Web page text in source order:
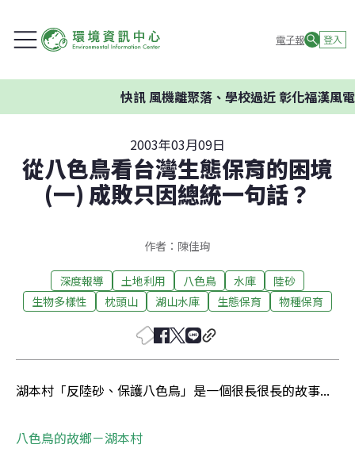
電子報 登入
快訊風機離聚落、學校過近 彰化福漢風電
2003年03月09日
從八色鳥看台灣生態保育的困境
(一) 成敗只因總統一句話？
作者：陳佳珣
深度報導 土地利用 八色鳥 水庫
陸砂
生物多樣性
枕頭山 湖山水庫 生態保育 物種保育
湖本村「反陸砂、保護八色鳥」是一個很長很長的故事...
八色鳥的故鄉－湖本村